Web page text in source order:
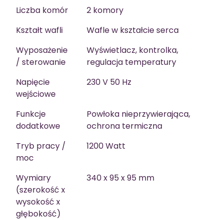
Liczba komór
2 komory
Kształt wafli
Wafle w kształcie serca
Wyposażenie
/ sterowanie
Wyświetlacz, kontrolka,
regulacja temperatury
Napięcie
wejściowe
230 V 50 Hz
Funkcje
dodatkowe
Powłoka nieprzywierająca,
ochrona termiczna
Tryb pracy /
moc
1200 Watt
Wymiary
(szerokość x
wysokość x
głębokość)
340 x 95 x 95 mm